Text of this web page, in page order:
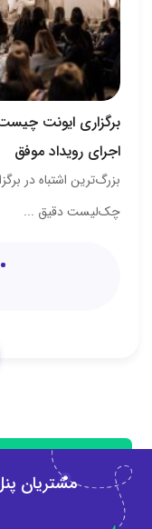
صد برنامه‌ریزی و
که کارها را بدون یک
مشتریان